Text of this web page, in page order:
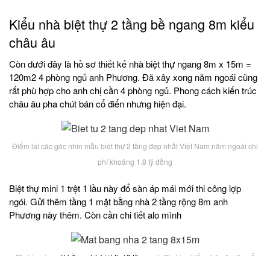
Kiểu nhà biệt thự 2 tầng bề ngang 8m kiểu
châu âu
Còn dưới đây là hồ sơ thiết kế nhà biệt thự ngang 8m x 15m =
120m2 4 phòng ngủ anh Phương. Đã xây xong năm ngoái cũng
rất phù hợp cho anh chị cần 4 phòng ngủ. Phong cách kiến trúc
châu âu pha chút bán cổ điển nhưng hiện đại.
Điểm lại các góc nhìn mẫu biệt thự 2 tầng đẹp nhất Việt Nam năm ngoái chi
phí khoảng 1.8 tỷ đồng
Biệt thự mini 1 trệt 1 lầu này đổ sàn áp mái mới thi công lợp
ngói. Gửi thêm tầng 1 mặt bằng nhà 2 tầng rộng 8m anh
Phương này thêm. Còn cần chi tiết alo mình